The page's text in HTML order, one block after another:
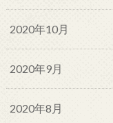
2020年10月
2020年9月
2020年8月